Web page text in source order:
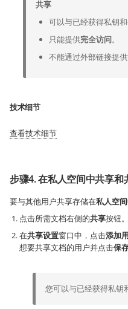
共享
可以与已经获得私钥
只能提供完全访问。
不能通过外部链接提供
技术细节
查看技术细节
步骤4. 在私人空间中共享和
要与其他用户共享存储在私人空间
点击所需文档右侧的共享按钮。
在共享设置窗口中，点击添加
想要共享文档的用户并点击保
您可以与已经获得私钥